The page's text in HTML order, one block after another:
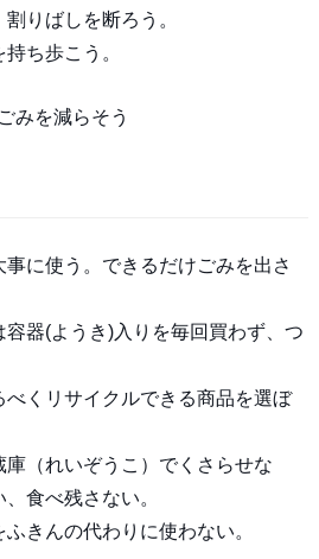
りばしを断ろう。
ち歩こう。
に使う。できるだけごみを出さ
容器(ようき)入りを毎回買わず、つ
べくリサイクルできる商品を選ぼ
庫（れいぞうこ）でくさらせな
食べ残さない。
きんの代わりに使わない。